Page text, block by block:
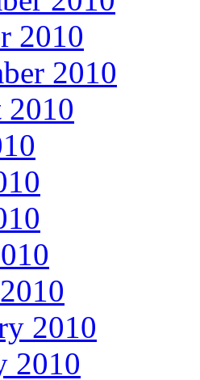
2010
2010
2010
2010
2010